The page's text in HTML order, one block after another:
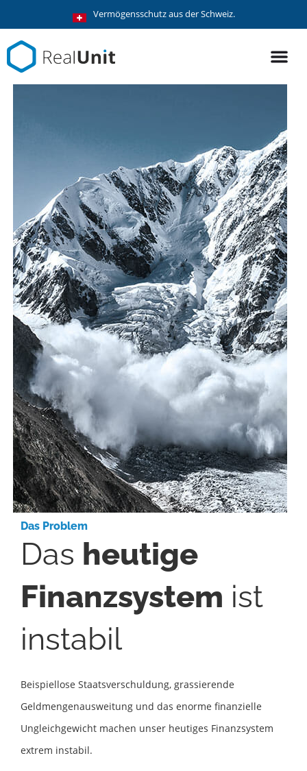
Vermögensschutz aus der Schweiz.
Das Problem
Das heutige
Finanz­system ist
instabil
Beispiellose Staatsverschuldung, grassierende
Geldmengenausweitung und das enorme finanzielle
Ungleichgewicht machen unser heutiges Finanzsystem
extrem instabil.